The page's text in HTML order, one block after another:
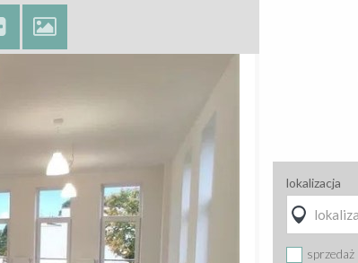
lokalizacja
sprzedaż